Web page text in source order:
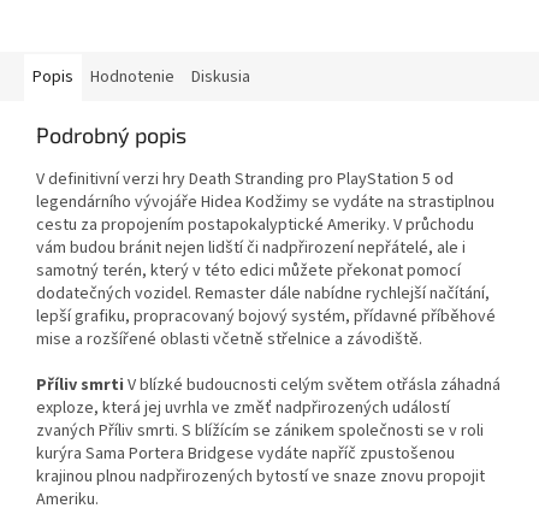
Popis Hodnotenie Diskusia
Podrobný popis
V definitivní verzi hry Death Stranding pro PlayStation 5 od
legendárního vývojáře Hidea Kodžimy se vydáte na strastiplnou
cestu za propojením postapokalyptické Ameriky. V průchodu
vám budou bránit nejen lidští či nadpřirození nepřátelé, ale i
samotný terén, který v této edici můžete překonat pomocí
dodatečných vozidel. Remaster dále nabídne rychlejší načítání,
lepší grafiku, propracovaný bojový systém, přídavné příběhové
mise a rozšířené oblasti včetně střelnice a závodiště.
Příliv smrti V blízké budoucnosti celým světem otřásla záhadná
exploze, která jej uvrhla ve změť nadpřirozených událostí
zvaných Příliv smrti. S blížícím se zánikem společnosti se v roli
kurýra Sama Portera Bridgese vydáte napříč zpustošenou
krajinou plnou nadpřirozených bytostí ve snaze znovu propojit
Ameriku.